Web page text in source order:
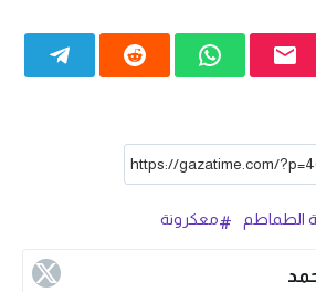
الطماطم معكرونة